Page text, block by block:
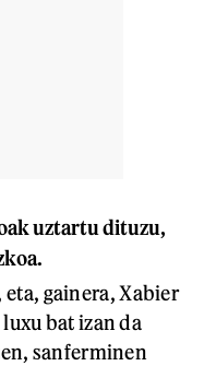
uztartu dituzu,
eta, gainera, Xabier
bat izan da
sanferminen